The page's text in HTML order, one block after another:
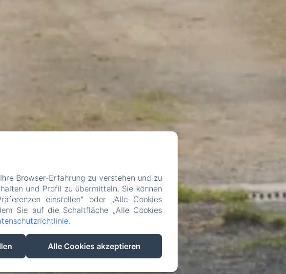
Browser-Erfahrung zu verstehen und zu
und Profil zu übermitteln. Sie können
einstellen" oder „Alle Cookies
Sie auf die Schaltfläche „Alle Cookies
.
Alle Cookies akzeptieren